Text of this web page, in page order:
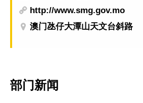
http://www.smg.gov.mo
澳门氹仔大潭山天文台斜路
部门新闻